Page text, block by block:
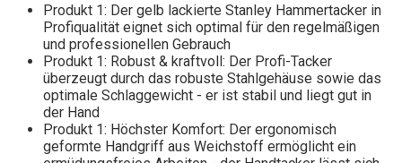
Produkt 1: Der gelb lackierte Stanley Hammertacker in
Profiqualität eignet sich optimal für den regelmäßigen
und professionellen Gebrauch
Produkt 1: Robust & kraftvoll: Der Profi-Tacker
überzeugt durch das robuste Stahlgehäuse sowie das
optimale Schlaggewicht - er ist stabil und liegt gut in
der Hand
Produkt 1: Höchster Komfort: Der ergonomisch
geformte Handgriff aus Weichstoff ermöglicht ein